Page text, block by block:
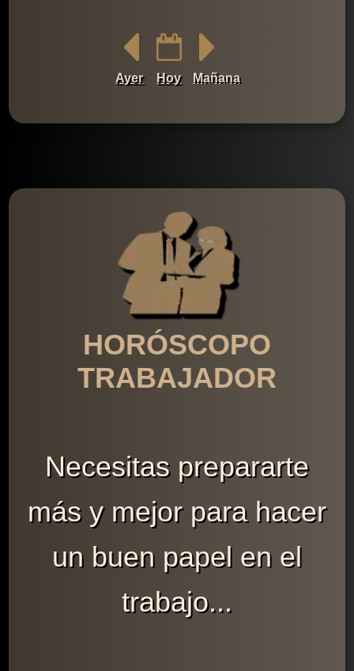
Ayer Hoy Mañana
HORÓSCOPO
TRABAJADOR
Necesitas prepararte
más y mejor para hacer
un buen papel en el
trabajo...